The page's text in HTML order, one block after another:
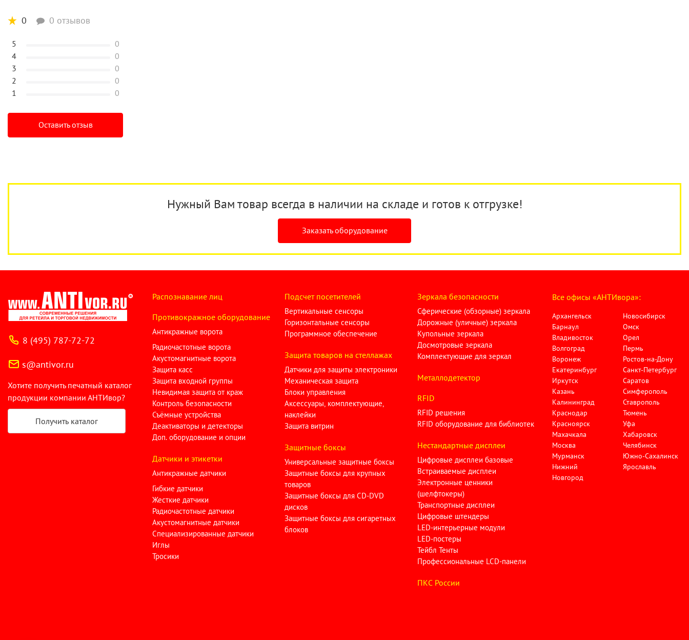
0 0 отзывов
5
0
4
0
3
0
2
0
1
0
Оставить отзыв
Нужный Вам товар всегда в наличии на складе и готов к отгрузке!
Заказать оборудование
8 (495) 787-72-72
s@antivor.ru
Хотите получить печатный каталог
продукции компании АНТИвор?
Получить каталог
Распознавание лиц
Противокражное оборудование
Антикражные ворота
Радиочастотные ворота
Акустомагнитные ворота
Защита касс
Защита входной группы
Невидимая защита от краж
Контроль безопасности
Съёмные устройства
Деактиваторы и детекторы
Доп. оборудование и опции
Датчики и этикетки
Антикражные датчики
Гибкие датчики
Жесткие датчики
Радиочастотные датчики
Акустомагнитные датчики
Специализированные датчики
Иглы
Тросики
Подсчет посетителей
Вертикальные сенсоры
Горизонтальные сенсоры
Программное обеспечение
Защита товаров на стеллажах
Датчики для защиты электроники
Механическая защита
Блоки управления
Аксессуары, комплектующие,
наклейки
Защита витрин
Защитные боксы
Универсальные защитные боксы
Защитные боксы для крупных
товаров
Защитные боксы для CD-DVD
дисков
Защитные боксы для сигаретных
блоков
Зеркала безопасности
Сферические (обзорные) зеркала
Дорожные (уличные) зеркала
Купольные зеркала
Досмотровые зеркала
Комплектующие для зеркал
Металлодетектор
RFID
RFID решения
RFID оборудование для библиотек
Нестандартные дисплеи
Цифровые дисплеи базовые
Встраиваемые дисплеи
Электронные ценники
(шелфтокеры)
Транспортные дисплеи
Цифровые штендеры
LED-интерьерные модули
LED-постеры
Тейбл Тенты
Профессиональные LCD-панели
ПКC России
Все офисы «АНТИвора»:
Архангельск
Барнаул
Владивосток
Волгоград
Воронеж
Екатеринбург
Иркутск
Казань
Калининград
Краснодар
Красноярск
Махачкала
Москва
Мурманск
Нижний
Новгород
Новосибирск
Омск
Орел
Пермь
Ростов-на-Дону
Санкт-Петербург
Саратов
Симферополь
Ставрополь
Тюмень
Уфа
Хабаровск
Челябинск
Южно-Сахалинск
Ярославль